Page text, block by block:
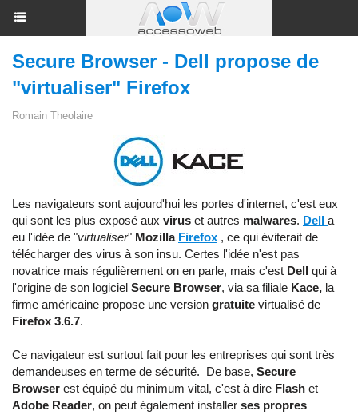
Secure Browser - Dell propose de
"virtualiser" Firefox
Romain Theolaire
Les navigateurs sont aujourd'hui les portes d'internet, c'est eux
qui sont les plus exposé aux virus et autres malwares. Dell a
eu l'idée de "virtualiser" Mozilla Firefox , ce qui éviterait de
télécharger des virus à son insu. Certes l'idée n'est pas
novatrice mais régulièrement on en parle, mais c'est Dell qui à
l'origine de son logiciel Secure Browser, via sa filiale Kace, la
firme américaine propose une version gratuite virtualisé de
Firefox 3.6.7.
Ce navigateur est surtout fait pour les entreprises qui sont très
demandeuses en terme de sécurité. De base, Secure
Browser est équipé du minimum vital, c'est à dire Flash et
Adobe Reader, on peut également installer ses propres